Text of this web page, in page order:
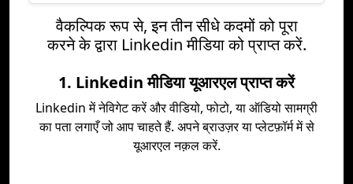
वैकल्पिक रूप से, इन तीन सीधे कदमों को पूरा
करने के द्वारा Linkedin मीडिया को प्राप्त करें.
1. Linkedin मीडिया यूआरएल प्राप्त करें
Linkedin में नेविगेट करें और वीडियो, फोटो, या ऑडियो सामग्री
का पता लगाएँ जो आप चाहते हैं. अपने ब्राउज़र या प्लेटफ़ॉर्म में से
यूआरएल नक़ल करें.